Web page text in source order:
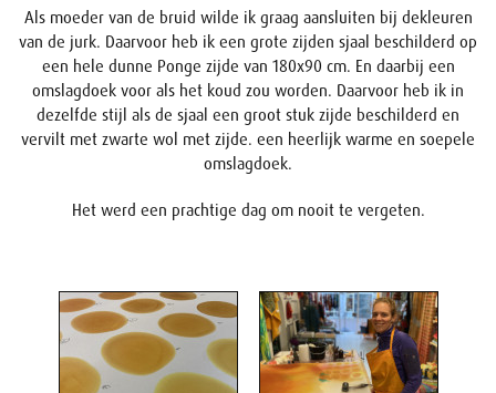
Als moeder van de bruid wilde ik graag aansluiten bij dekleuren
van de jurk. Daarvoor heb ik een grote zijden sjaal beschilderd op
een hele dunne Ponge zijde van 180x90 cm. En daarbij een
omslagdoek voor als het koud zou worden. Daarvoor heb ik in
dezelfde stijl als de sjaal een groot stuk zijde beschilderd en
vervilt met zwarte wol met zijde. een heerlijk warme en soepele
omslagdoek.
Het werd een prachtige dag om nooit te vergeten.